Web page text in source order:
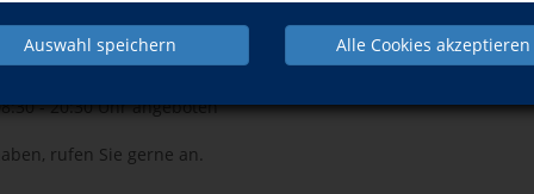
Auswahl speichern Alle Cookies akzeptieren
von 18:30 bis
für die Teilnehmenden
- 20:30 Uhr angeboten
rufen Sie gerne an.